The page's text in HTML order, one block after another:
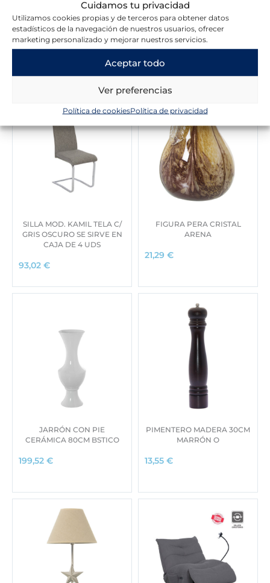
Cuidamos tu privacidad
Utilizamos cookies propias y de terceros para obtener datos
estadísticos de la navegación de nuestros usuarios, ofrecer
marketing personalizado y mejorar nuestros servicios.
Aceptar todo
Ver preferencias
Política de cookiesPolítica de privacidad
SILLA MOD. KAMIL TELA C/
GRIS OSCURO SE SIRVE EN
CAJA DE 4 UDS
93,02 €
FIGURA PERA CRISTAL
ARENA
21,29 €
JARRÓN CON PIE
CERÁMICA 80CM BSTICO
199,52 €
PIMENTERO MADERA 30CM
MARRÓN O
13,55 €